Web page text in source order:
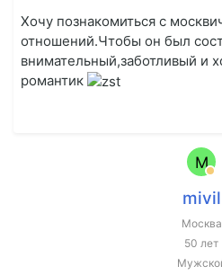
Хочу познакомиться с
отношений.Чтобы он был
внимательный,заботливый и
романтик
M
mivil
Москва
50 лет